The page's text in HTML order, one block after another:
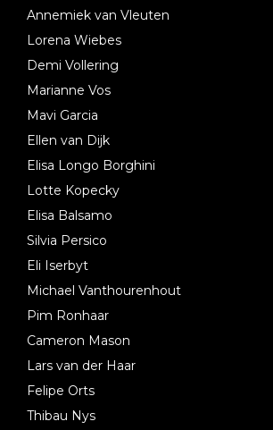
Annemiek van Vleuten
Lorena Wiebes
Demi Vollering
Marianne Vos
Mavi Garcia
Ellen van Dijk
Elisa Longo Borghini
Lotte Kopecky
Elisa Balsamo
Silvia Persico
Eli Iserbyt
Michael Vanthourenhout
Pim Ronhaar
Cameron Mason
Lars van der Haar
Felipe Orts
Thibau Nys